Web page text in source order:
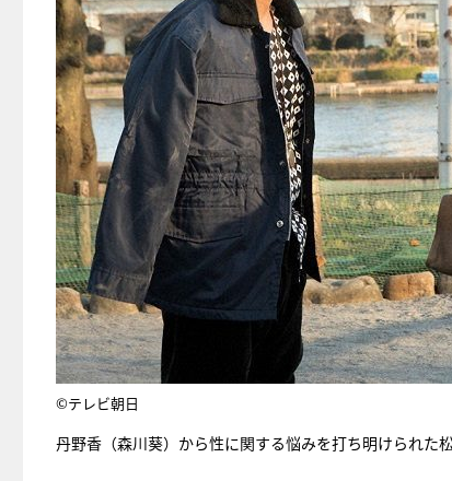
©テレビ朝日
丹野香（森川葵）から性に関する悩みを打ち明けられた